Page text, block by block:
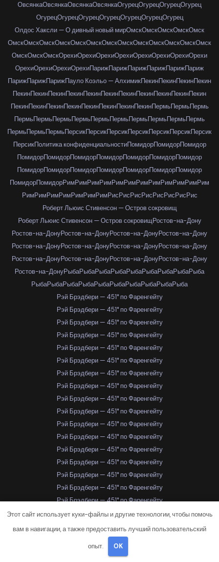
ОвсянкаОвсянкаОвсянкаОвсянкаОгурецОгурецОгурецОгурец
ОгурецОгурецОгурецОгурецОгурецОгурецОгурец
Олдос Хаксли — О дивный новый мирОмскОмскОмскОмскОмск
ОмскОмскОмскОмскОмскОмскОмскОмскОмскОмскОмскОмскОмск
ОмскОмскОмскОрехиОрехиОрехиОрехиОрехиОрехиОрехиОрехи
ОрехиОрехиОрехиОрехиПарижПарижПарижПарижПарижПариж
ПарижПарижПарижПауло Коэльо — АлхимикПекинПекинПекинПекин
ПекинПекинПекинПекинПекинПекинПекинПекинПекинПекинПекин
ПекинПекинПекинПекинПекинПекинПекинПекинПермьПермьПермь
ПермьПермьПермьПермьПермьПермьПермьПермьПермьПермь
ПермьПермьПермьПерсикПерсикПерсикПерсикПерсикПерсикПерсик
ПерсикПолитика конфиденциальностиПомидорПомидорПомидор
ПомидорПомидорПомидорПомидорПомидорПомидорПомидор
ПомидорПомидорПомидорПомидорПомидорПомидорПомидор
ПомидорПомидорРимРимРимРимРимРимРимРимРимРимРимРим
РимРимРимРимРимРимРимРисРисРисРисРисРисРисРис
Роберт Льюис Стивенсон — Остров сокровищ
Роберт Льюис Стивенсон — Остров сокровищРостов-на-Дону
Ростов-на-ДонуРостов-на-ДонуРостов-на-ДонуРостов-на-Дону
Ростов-на-ДонуРостов-на-ДонуРостов-на-ДонуРостов-на-Дону
Ростов-на-ДонуРостов-на-ДонуРостов-на-ДонуРостов-на-Дону
Ростов-на-ДонуРыбаРыбаРыбаРыбаРыбаРыбаРыбаРыбаРыба
РыбаРыбаРыбаРыбаРыбаРыбаРыбаРыбаРыбаРыба
Рэй Брэдбери — 451° по Фаренгейту
Рэй Брэдбери — 451° по Фаренгейту
Рэй Брэдбери — 451° по Фаренгейту
Рэй Брэдбери — 451° по Фаренгейту
Рэй Брэдбери — 451° по Фаренгейту
Рэй Брэдбери — 451° по Фаренгейту
Рэй Брэдбери — 451° по Фаренгейту
Рэй Брэдбери — 451° по Фаренгейту
Рэй Брэдбери — 451° по Фаренгейту
Рэй Брэдбери — 451° по Фаренгейту
Рэй Брэдбери — 451° по Фаренгейту
Рэй Брэдбери — 451° по Фаренгейту
Рэй Брэдбери — 451° по Фаренгейту
Рэй Брэдбери — 451° по Фаренгейту
Рэй Брэдбери — 451° по Фаренгейту
Рэй Брэдбери — 451° по Фаренгейту
Рэй Брэдбери — 451° по Фаренгейту
Рэй Брэдбери — 451° по Фаренгейту
Рэй Брэдбери — 451° по Фаренгейту
Рэй Брэдбери — 451° по Фаренгейту
Рэй Брэдбери — 451° по Фаренгейту
Этот сайт использует куки-файлы и другие технологии, чтобы помочь
вам в навигации, а также предоставить лучший пользовательский
опыт. OK